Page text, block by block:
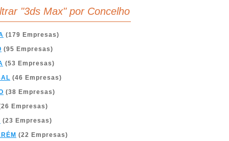
"3ds Max" por Concelho
(179 Empresas)
(95 Empresas)
(53 Empresas)
(46 Empresas)
(38 Empresas)
Empresas)
(23 Empresas)
(22 Empresas)